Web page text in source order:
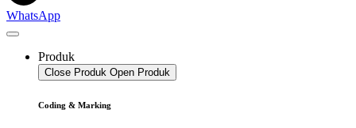
WhatsApp
Produk
Close Produk Open Produk
Coding & Marking